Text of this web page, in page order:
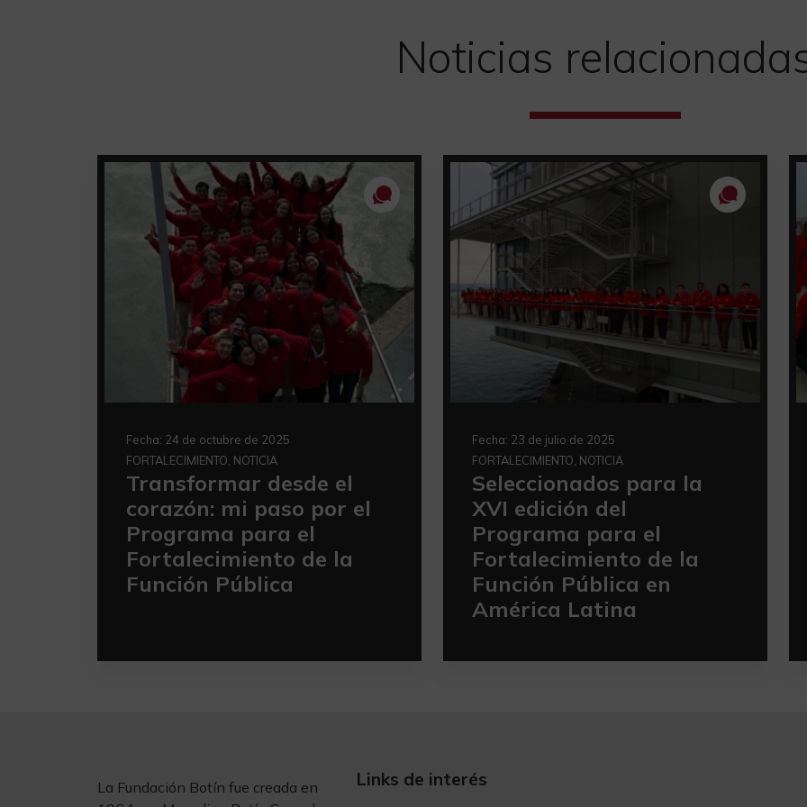
Noticias
Fecha: 24 de octubre de 2025
FORTALECIMIENTO, NOTICIA
Transformar desde el
corazón: mi paso por el
Programa para el
Fortalecimiento de la
Función Pública
Fecha: 23 de julio de 2025
FORTALECIMIENTO, NOTICIA
Seleccionados para la
XVI edición del
Programa para el
Fortalecimiento de la
Función Pública en
América Latina
La Fundación Botín fue creada en
Links de interés